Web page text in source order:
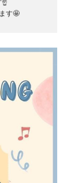
☝️
す🤩